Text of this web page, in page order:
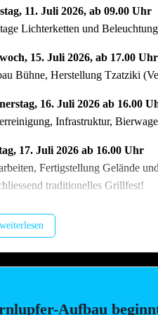
11. Juli 2026, ab 09.00 Uhr
Lichterketten und
15. Juli 2026, ab 17.00 Uhr
Bühne, Herstellung Tzatziki
16. Juli 2026 ab 16.00
Infrastruktur,
17. Juli 2026 ab 16.00 Uhr
Fertigstellung Gelände
traditionelles Grillfest!
18. Juli 2026 ab 09.00 Uhr
Festplatz, Preisaushang,
Aufbau